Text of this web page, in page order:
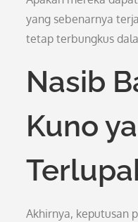
yang sebenarnya
tetap terbungkus
Nasib
Kuno
Akhirnya, keputusan